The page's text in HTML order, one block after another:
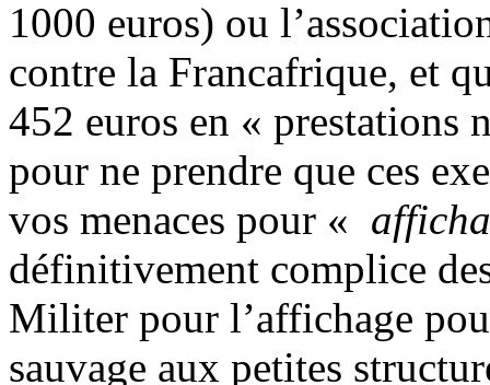
1000 euros) ou
contre la Francafrique, et
452 euros en « prestations
pour ne prendre que ces
vos menaces pour «
définitivement complice
Militer pour l’affichage
sauvage aux petites